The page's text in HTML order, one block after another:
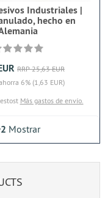
Industriales |
hecho en
RRP 25,63 EUR
6% (1,63 EUR)
Más gastos de envío.
Mostrar